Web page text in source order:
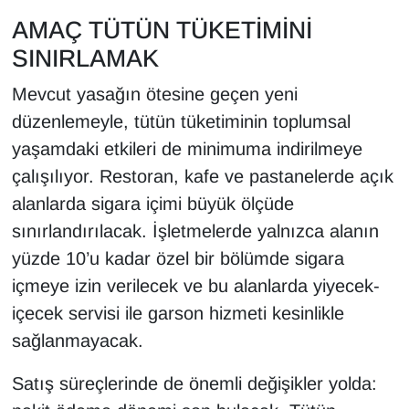
AMAÇ TÜTÜN TÜKETİMİNİ
SINIRLAMAK
Mevcut yasağın ötesine geçen yeni
düzenlemeyle, tütün tüketiminin toplumsal
yaşamdaki etkileri de minimuma indirilmeye
çalışılıyor. Restoran, kafe ve pastanelerde açık
alanlarda sigara içimi büyük ölçüde
sınırlandırılacak. İşletmelerde yalnızca alanın
yüzde 10’u kadar özel bir bölümde sigara
içmeye izin verilecek ve bu alanlarda yiyecek-
içecek servisi ile garson hizmeti kesinlikle
sağlanmayacak.
Satış süreçlerinde de önemli değişikler yolda:
Sinema - TV
SİYASET
SPOR
TEBRİK
TEKNOLOJİ
Turizm
VAN'DA SPOR
Vasıta
YAŞAM